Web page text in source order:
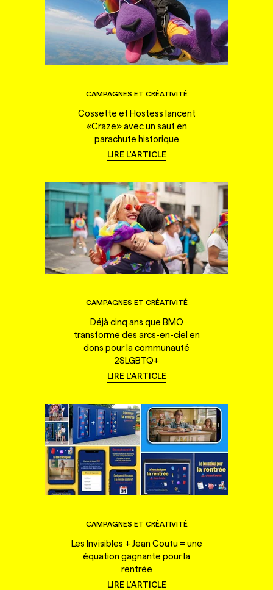
CAMPAGNES ET CRÉATIVITÉ
Cossette et Hostess lancent
«Craze» avec un saut en
parachute historique
LIRE L'ARTICLE
CAMPAGNES ET CRÉATIVITÉ
Déjà cinq ans que BMO
transforme des arcs-en-ciel en
dons pour la communauté
2SLGBTQ+
LIRE L'ARTICLE
CAMPAGNES ET CRÉATIVITÉ
Les Invisibles + Jean Coutu = une
équation gagnante pour la
rentrée
LIRE L'ARTICLE